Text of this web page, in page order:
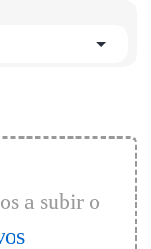
a subir o